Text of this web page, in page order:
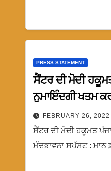
PRESS STATEMENT
ਸੈਂਟਰ ਦੀ ਮੋਦੀ
ਨੁਮਾਇੰਦਗੀ ਖਤਮ
FEBRUARY 26, 2022
ਸੈਂਟਰ ਦੀ ਮੋਦੀ ਹਕੂਮਤ
ਮੰਦਭਾਵਨਾ ਸਪੱਸਟ : ਮਾਨ